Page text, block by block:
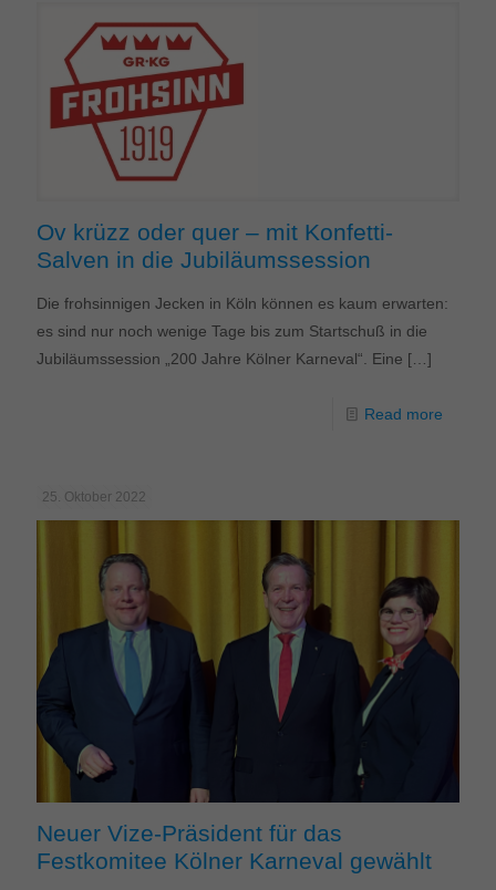
Ov krüzz oder quer – mit Konfetti-
Salven in die Jubiläumssession
Die frohsinnigen Jecken in Köln können es kaum erwarten:
es sind nur noch wenige Tage bis zum Startschuß in die
Jubiläumssession „200 Jahre Kölner Karneval“. Eine […]
Read more
25. Oktober 2022
Neuer Vize-Präsident für das
Festkomitee Kölner Karneval gewählt